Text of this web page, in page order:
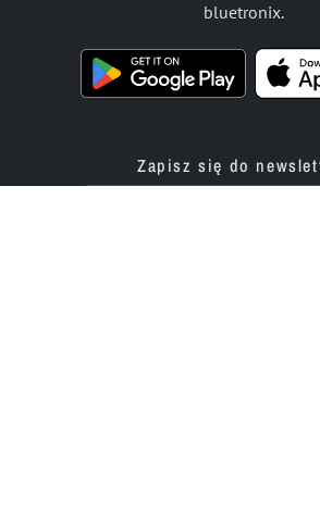
bluetronix.
Zapisz się do